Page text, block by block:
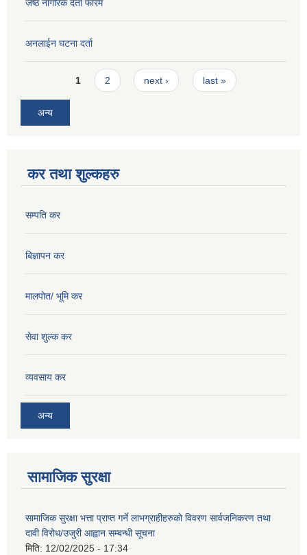
जेष्ठ नागरिक दर्ता फारम
अनलाईन घटना दर्ता
Pages1 2 next › last »
अन्य
कर तथा शुल्कहरु
सम्पति कर
बिज्ञापन कर
मालपोत/ भूमि कर
सेवा शुल्क कर
व्यवसाय कर
अन्य
सामाजिक सुरक्षा
सामाजिक सुरक्षा भत्ता प्राप्त गर्ने लाभग्राहीहरुको विवरण सार्वजनिकरण तथा
दावी विरोध/उजुरी आह्वान सम्बन्धी सूचना
मिति: 12/02/2025 - 17:34